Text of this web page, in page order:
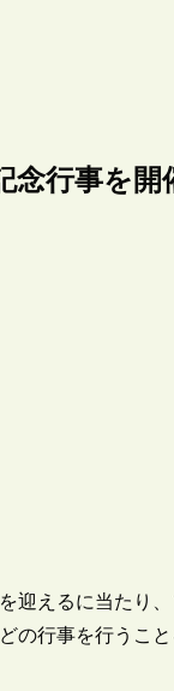
行事を開
迎えるに当たり
の行事を行うこと